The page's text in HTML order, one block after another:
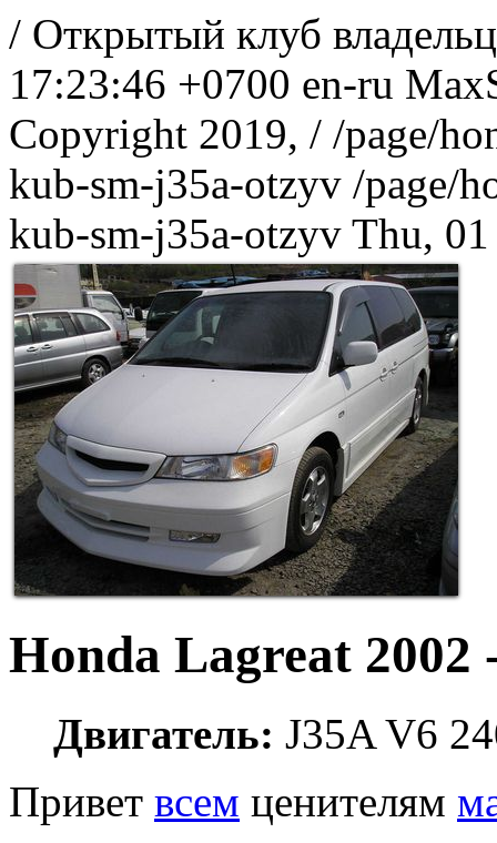
/ Открытый клуб
17:23:46 +0700 en-ru
Copyright 2019, / /page/
kub-sm-j35a-otzyv /page/
kub-sm-j35a-otzyv Thu,
Honda Lagreat 2002
Двигатель: J35A V6
Привет всем ценителям